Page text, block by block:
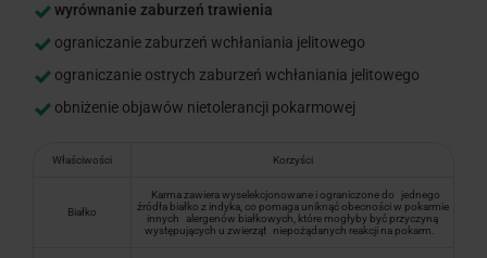
wyrównanie zaburzeń trawienia
ograniczanie zaburzeń wchłaniania jelitowego
ograniczanie ostrych zaburzeń wchłaniania jelitowego
obniżenie objawów nietolerancji pokarmowej
Właściwości Korzyści
Białko
Karma zawiera wyselekcjonowane i ograniczone do jednego
źródła białko z indyka, co pomaga uniknąć obecności w pokarmie
innych alergenów białkowych, które mogłyby być przyczyną
występujących u zwierząt niepożądanych reakcji na pokarm.